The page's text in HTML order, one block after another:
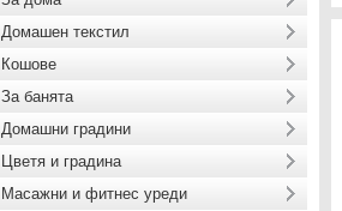
Домашен текстил
Кошове
За банята
Домашни градини
Цветя и градина
Масажни и фитнес уреди